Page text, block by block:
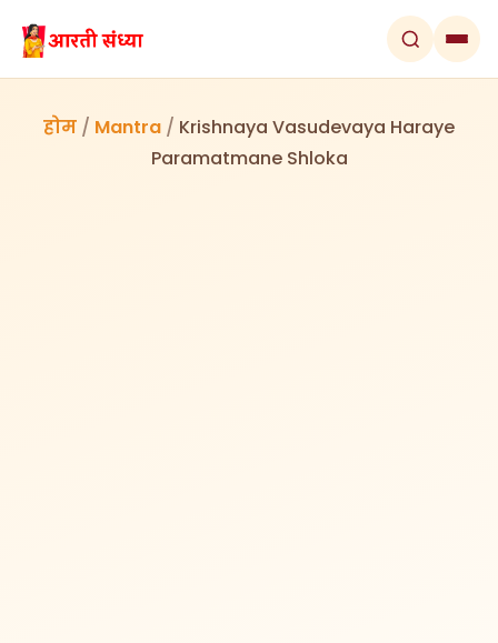
होम / Mantra / Krishnaya Vasudevaya Haraye
Paramatmane Shloka